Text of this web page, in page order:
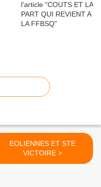
EOLIENNES ET STE
VICTOIRE >